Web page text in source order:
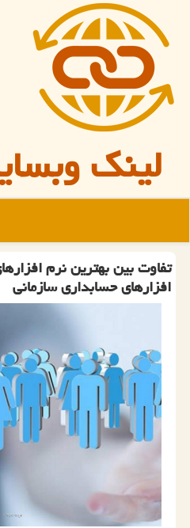
لینک
تفاوت بین بهترین نرم
افزارهای حسابداری سازمانی